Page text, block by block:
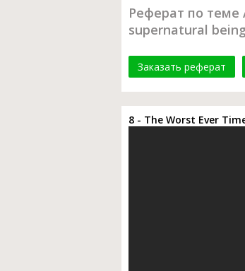
Реферат по теме
supernatural
Заказать реферат
8 - The Worst Ever